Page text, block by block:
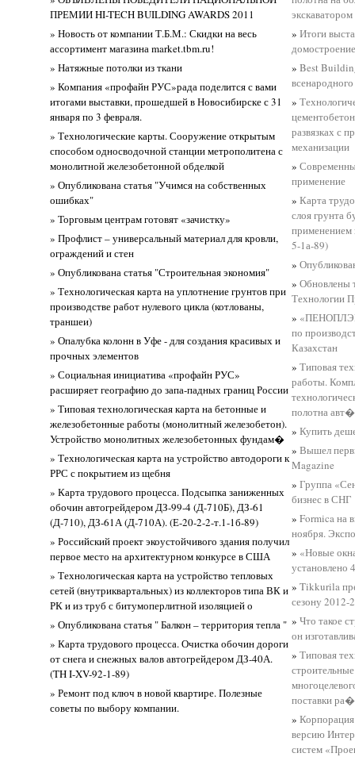
ПРЕМИИ HI-TECH BUILDING AWARDS 2011
» Новость от компании Т.Б.М.: Скидки на весь
ассортимент магазина market.tbm.ru!
» Натяжные потолки из ткани
» Компания «профайн РУС»рада поделится с вами
итогами выставки, прошедшей в Новосибирске с 31
января по 3 февраля.
» Технологические карты. Сооружение открытым
способом односводочной станции метрополитена с
монолитной железобетонной обделкой
» Опубликована статья "Учимся на собственных
ошибках"
» Торговым центрам готовят «зачистку»
» Профлист – универсальный материал для кровли,
ограждений и стен
» Опубликована статья "Строительная экономия"
» Технологическая карта на уплотнение грунтов при
производстве работ нулевого цикла (котлованы,
траншеи)
» Опалубка колонн в Уфе - для создания красивых и
прочных элементов
» Социальная инициатива «профайн РУС»
расширяет географию до запа-падных границ России
» Типовая технологическая карта на бетонные и
железобетонные работы (монолитный железобетон).
Устройство монолитных железобетонных фундам�
» Технологическая карта на устройство автодороги к
РРС с покрытием из щебня
» Карта трудового процесса. Подсыпка заниженных
обочин автогрейдером ДЗ-99-4 (Д-710Б), ДЗ-61
(Д-710), ДЗ-61А (Д-710А). (Е-20-2-2-т.1-1б-89)
» Российский проект экоустойчивого здания получил
первое место на архитектурном конкурсе в США
» Технологическая карта на устройство тепловых
сетей (внутриквартальных) из коллекторов типа ВК и
РК и из труб с битумоперлитной изоляцией о
» Опубликована статья " Балкон – территория тепла "
» Карта трудового процесса. Очистка обочин дороги
от снега и снежных валов автогрейдером ДЗ-40А.
(TH I-XV-92-1-89)
» Ремонт под ключ в новой квартире. Полезные
советы по выбору компании.
»Итоги
»Best
»
развязках с
механизации
»
применение
»Карта
слоя грунта
применением
5-1а-89)
»
»Обновлены
Технологии
»
по
Казахстан
»Типовая
работы.
полотна авт�
»Купить
»Вышел
Magazine
»Группа
бизнес в СНГ
»Formica на
ноября.
» «Новые
установлено
»Tikkurila
сезону 2012-
»Что такое
он
»Типовая
поставки ра�
»
версию
систем